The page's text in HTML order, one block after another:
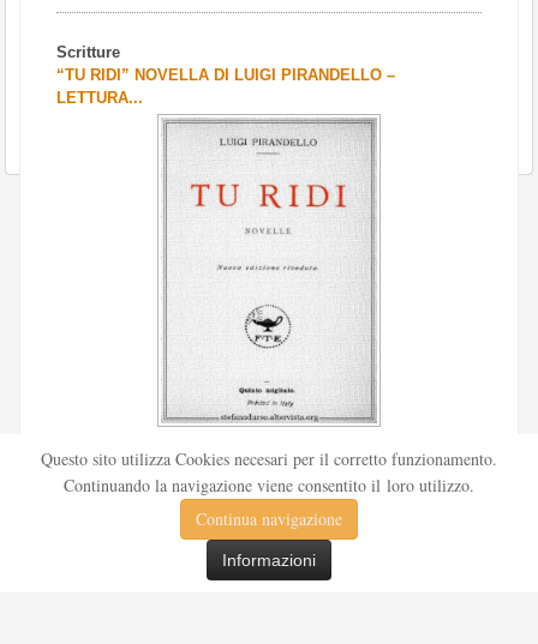
Scritture
“TU RIDI” NOVELLA DI LUIGI PIRANDELLO –
LETTURA...
Pubblicata nel 1912 sul «Corriere della sera», la novella Tu
ridi fu successivamente inserita nella ...
Questo sito utilizza Cookies necesari per il corretto funzionamento.
Continuando la navigazione viene consentito il loro utilizzo.
Continua navigazione
Informazioni